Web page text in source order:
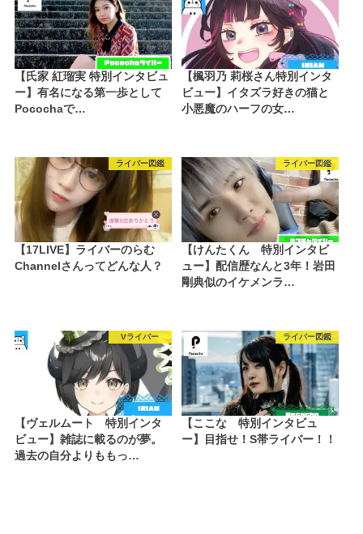
【氏家 紅瑠実 特別インタビュ
ー】有名になる第一歩として
Pocochaで…
【楓羽乃 莉桜さん特別インタ
ビュー】イタズラ好きの猫と
小悪魔のハーフの女…
ライバー図鑑
【17LIVE】ライバーのらむ
Channelさんってどんな人？
ライバー図鑑
【けんたくん 特別インタビ
ュー】配信歴なんと3年！岩田
剛典似のイケメンラ…
Vライバー
【ヴェルムート 特別インタ
ビュー】雑誌に載るのが夢。
過去の自分よりももっ…
ライバー図鑑
【ここな 特別インタビュ
ー】目指せ！S帯ライバー！！